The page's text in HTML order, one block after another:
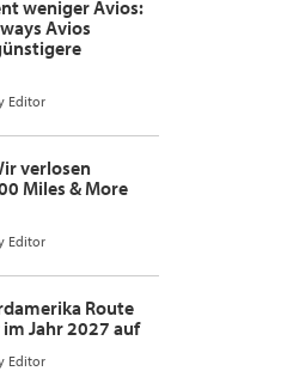
weniger Avios:
Avios
Editor
verlosen
Miles & More
Editor
Route
Jahr 2027 auf
Editor